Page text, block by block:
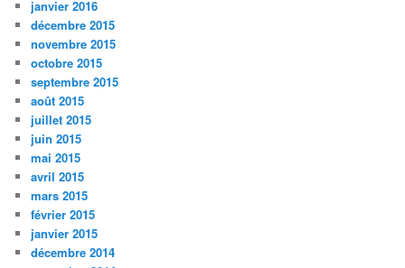
janvier 2016
décembre 2015
novembre 2015
octobre 2015
septembre 2015
août 2015
juillet 2015
juin 2015
mai 2015
avril 2015
mars 2015
février 2015
janvier 2015
décembre 2014